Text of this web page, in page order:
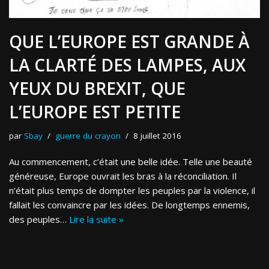
QUE L’EUROPE EST GRANDE À
LA CLARTÉ DES LAMPES, AUX
YEUX DU BREXIT, QUE
L’EUROPE EST PETITE
par Sbay guerre du crayon 8 juillet 2016
Au commencement, c’était une belle idée. Telle une beauté
généreuse, Europe ouvrait les bras à la réconciliation. Il
n’était plus temps de dompter les peuples par la violence, il
fallait les convaincre par les idées. De longtemps ennemis,
des peuples… Lire la suite »